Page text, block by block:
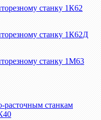
станку 1К62
станку 1К62Д
станку 1М63
расточным станкам